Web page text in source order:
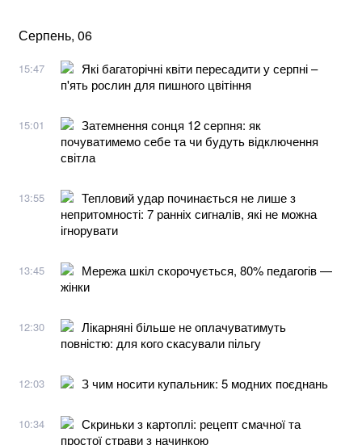
Серпень, 06
15:47
Які багаторічні квіти пересадити у серпні –
п'ять рослин для пишного цвітіння
15:01
Затемнення сонця 12 серпня: як
почуватимемо себе та чи будуть відключення
світла
13:55
Тепловий удар починається не лише з
непритомності: 7 ранніх сигналів, які не можна
ігнорувати
13:45
Мережа шкіл скорочується, 80% педагогів —
жінки
12:30
Лікарняні більше не оплачуватимуть
повністю: для кого скасували пільгу
12:03 З чим носити купальник: 5 модних поєднань
10:34
Скриньки з картоплі: рецепт смачної та
простої страви з начинкою